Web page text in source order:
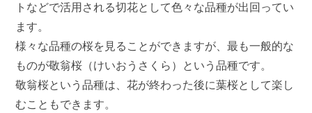
トなどで活用される切花として色々な品種が出回ってい
ます。
様々な品種の桜を見ることができますが、最も一般的な
ものが敬翁桜（けいおうさくら）という品種です。
敬翁桜という品種は、花が終わった後に葉桜として楽し
むこともできます。